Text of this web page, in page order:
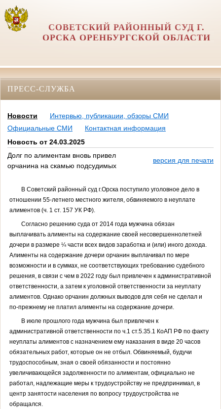
СОВЕТСКИЙ РАЙОННЫЙ СУД Г.
ОРСКА ОРЕНБУРГСКОЙ ОБЛАСТИ
ПРЕСС-СЛУЖБА
Новости
Интервью, публикации, обзоры СМИ
Официальные СМИ
Контактная информация
Новость от 24.03.2025
Долг по алиментам вновь привел
орчанина на скамью подсудимых
версия для печати
В Советский районный суд г.Орска поступило уголовное дело в
отношении 55-летнего местного жителя, обвиняемого в неуплате
алиментов (ч. 1 ст. 157 УК РФ).
Согласно решению суда от 2014 года мужчина обязан
выплачивать алименты на содержание своей несовершеннолетней
дочери в размере ¼ части всех видов заработка и (или) иного дохода.
Алименты на содержание дочери орчанин выплачивал по мере
возможности и в суммах, не соответствующих требованию судебного
решения, в связи с чем в 2022 году был привлечен к административной
ответственности, а затем к уголовной ответственности за неуплату
алиментов. Однако орчанин должных выводов для себя не сделал и
по-прежнему не платил алименты на содержание дочери.
В июле прошлого года мужчина был привлечен к
административной ответственности по ч.1 ст.5.35.1 КоАП РФ по факту
неуплаты алиментов с назначением ему наказания в виде 20 часов
обязательных работ, которые он не отбыл. Обвиняемый, будучи
трудоспособным, зная о своей обязанности и постоянно
увеличивающейся задолженности по алиментам, официально не
работал, надлежащие меры к трудоустройству не предпринимал, в
центр занятости населения по вопросу трудоустройства не
обращался.